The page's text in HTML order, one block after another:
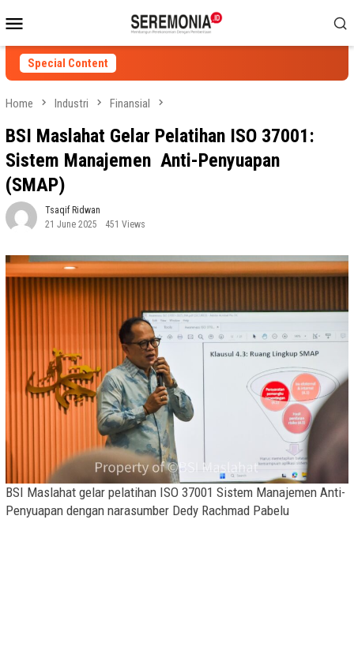
to
contentMenu
Special Content
Home Industri Finansial
BSI Maslahat Gelar Pelatihan ISO 37001:
Sistem Manajemen Anti-Penyuapan
(SMAP)
Tsaqif Ridwan
21 June 2025
451 Views
BSI Maslahat gelar pelatihan ISO 37001 Sistem Manajemen Anti-
Penyuapan dengan narasumber Dedy Rachmad Pabelu